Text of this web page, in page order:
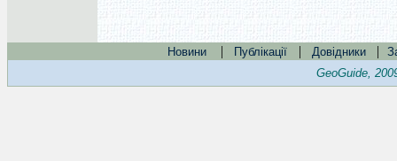
Новини | Публікації | Довідники |
GeoGuide,